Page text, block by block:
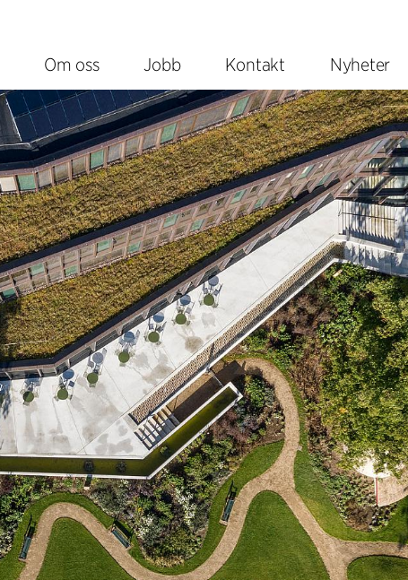
Om oss Jobb Kontakt Nyheter